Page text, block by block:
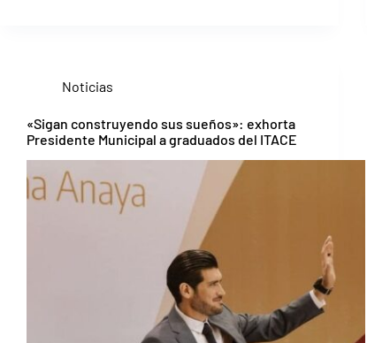
Noticias
«Sigan construyendo sus sueños»: exhorta
Presidente Municipal a graduados del ITACE